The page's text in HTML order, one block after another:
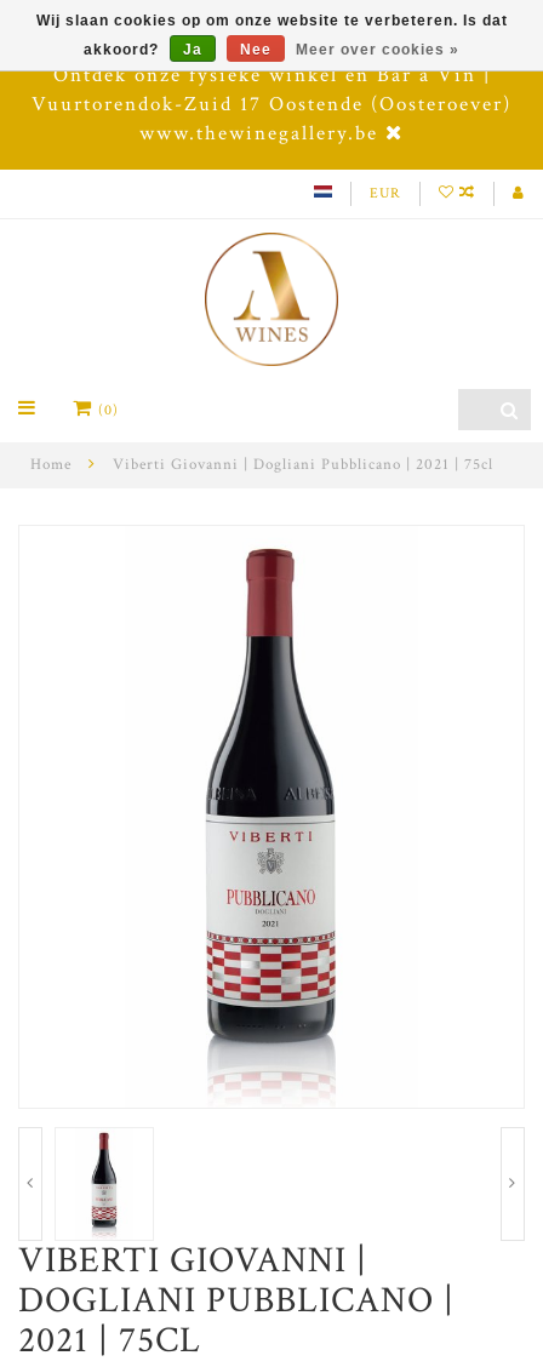
Ontdek onze fysieke winkel en Bar à Vin |
Vuurtorendok-Zuid 17 Oostende (Oosteroever)
www.thewinegallery.be
EUR
(0)
Home Viberti Giovanni | Dogliani Pubblicano | 2021 | 75cl
VIBERTI GIOVANNI |
DOGLIANI PUBBLICANO |
2021 | 75CL
Wij slaan cookies op om onze website te verbeteren. Is dat
akkoord?
Ja Nee Meer over cookies »